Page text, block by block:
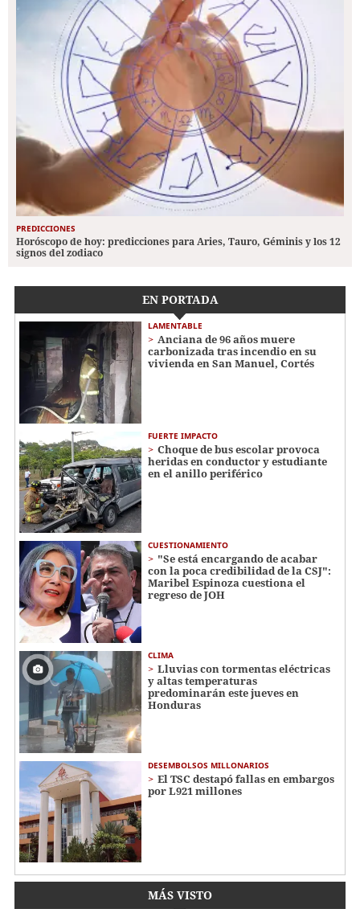
PREDICCIONES
Horóscopo de hoy: predicciones para Aries, Tauro, Géminis y los 12
signos del zodiaco
EN PORTADA
LAMENTABLE
Anciana de 96 años muere
carbonizada tras incendio en su
vivienda en San Manuel, Cortés
FUERTE IMPACTO
Choque de bus escolar provoca
heridas en conductor y estudiante
en el anillo periférico
CUESTIONAMIENTO
"Se está encargando de acabar
con la poca credibilidad de la CSJ":
Maribel Espinoza cuestiona el
regreso de JOH
CLIMA
Lluvias con tormentas eléctricas
y altas temperaturas
predominarán este jueves en
Honduras
DESEMBOLSOS MILLONARIOS
El TSC destapó fallas en embargos
por L921 millones
MÁS VISTO